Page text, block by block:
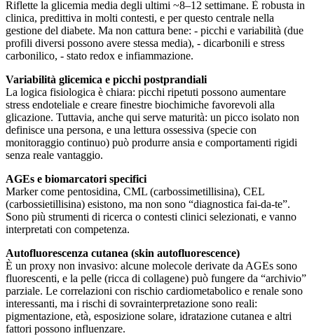
Riflette la glicemia media degli ultimi ~8–12 settimane. È robusta in
clinica, predittiva in molti contesti, e per questo centrale nella
gestione del diabete. Ma non cattura bene: - picchi e variabilità (due
profili diversi possono avere stessa media), - dicarbonili e stress
carbonilico, - stato redox e infiammazione.
Variabilità glicemica e picchi postprandiali
La logica fisiologica è chiara: picchi ripetuti possono aumentare
stress endoteliale e creare finestre biochimiche favorevoli alla
glicazione. Tuttavia, anche qui serve maturità: un picco isolato non
definisce una persona, e una lettura ossessiva (specie con
monitoraggio continuo) può produrre ansia e comportamenti rigidi
senza reale vantaggio.
AGEs e biomarcatori specifici
Marker come pentosidina, CML (carbossimetillisina), CEL
(carbossietillisina) esistono, ma non sono “diagnostica fai-da-te”.
Sono più strumenti di ricerca o contesti clinici selezionati, e vanno
interpretati con competenza.
Autofluorescenza cutanea (skin autofluorescence)
È un proxy non invasivo: alcune molecole derivate da AGEs sono
fluorescenti, e la pelle (ricca di collagene) può fungere da “archivio”
parziale. Le correlazioni con rischio cardiometabolico e renale sono
interessanti, ma i rischi di sovrainterpretazione sono reali:
pigmentazione, età, esposizione solare, idratazione cutanea e altri
fattori possono influenzare.